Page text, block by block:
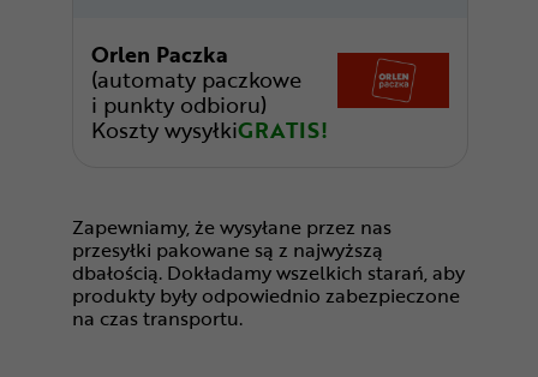
Orlen Paczka
(automaty paczkowe
i punkty odbioru)
Koszty wysyłkiGRATIS!
Zapewniamy, że wysyłane przez nas
przesyłki pakowane są z najwyższą
dbałością. Dokładamy wszelkich starań, aby
produkty były odpowiednio zabezpieczone
na czas transportu.